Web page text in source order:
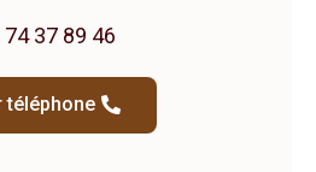
74 37 89 46
téléphone